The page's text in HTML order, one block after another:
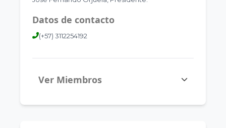
Datos de contacto
(+57) 3112254192
Ver Miembros